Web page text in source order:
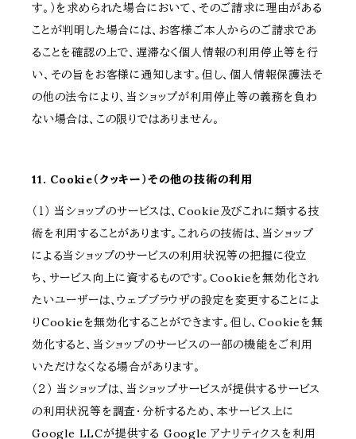
す。）を求められた場合において、そのご請求に理由がある
ことが判明した場合には、お客様ご本人からのご請求であ
ることを確認の上で、遅滞なく個人情報の利用停止等を行
い、その旨をお客様に通知します。但し、個人情報保護法そ
の他の法令により、当ショップが利用停止等の義務を負わ
ない場合は、この限りではありません。
11. Cookie（クッキー）その他の技術の利用
（１） 当ショップのサービスは、Cookie及びこれに類する技
術を利用することがあります。これらの技術は、当ショップ
による当ショップのサービスの利用状況等の把握に役立
ち、サービス向上に資するものです。Cookieを無効化され
たいユーザーは、ウェブブラウザの設定を変更することによ
りCookieを無効化することができます。但し、Cookieを無
効化すると、当ショップのサービスの一部の機能をご利用
いただけなくなる場合があります。
（２） 当ショップは、当ショップサービスが提供するサービス
の利用状況等を調査・分析するため、本サービス上に
Google LLCが提供する Google アナリティクスを利用